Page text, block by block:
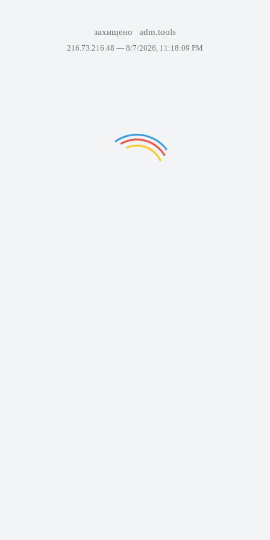
захищено adm.tools
216.73.216.48 — 8/7/2026, 11:18:09 PM